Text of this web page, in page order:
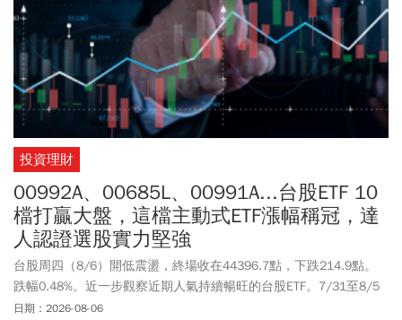
投資理財
00992A、00685L、00991A...台股ETF 10
檔打贏大盤，這檔主動式ETF漲幅稱冠，達
人認證選股實力堅強
台股周四（8/6）開低震盪，終場收在44396.7點，下跌214.9點。
跌幅0.48%。近一步觀察近期人氣持續暢旺的台股ETF。7/31至8/5
統計指出，4個交易日均量3萬張以上、漲幅前10名台股ETF，有8檔
日期：2026-08-06